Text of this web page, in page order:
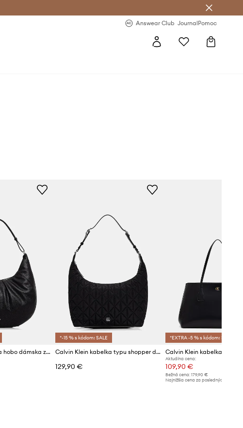
Answear Club JournalPomoc
Calvin Klein kabelka hobo dámska z imitácie kože
*-15 % s kódom: SALE
Calvin Klein kabelka typu shopper dámska
129,90 €
*EXTRA -5 % s kódom: SALE
Aktuálna cena:
109,90 €
Bežná cena: 179,90 €
Najnižšia cena za posledných 30 dní